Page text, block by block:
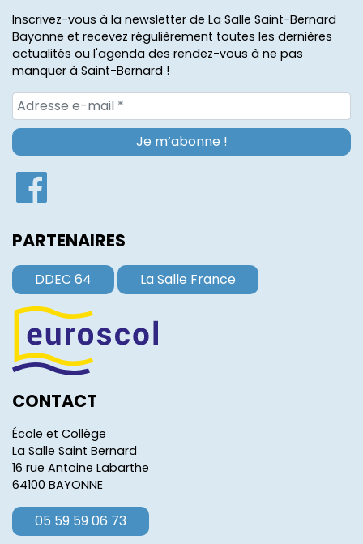
Inscrivez-vous à la newsletter de La Salle Saint-Bernard
Bayonne et recevez régulièrement toutes les dernières
actualités ou l'agenda des rendez-vous à ne pas
manquer à Saint-Bernard !
PARTENAIRES
DDEC 64 La Salle France
CONTACT
École et Collège
La Salle Saint Bernard
16 rue Antoine Labarthe
64100 BAYONNE
05 59 59 06 73